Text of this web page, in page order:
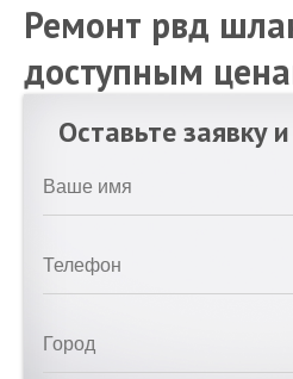
Ремонт рвд
доступным
Оставьте заявку